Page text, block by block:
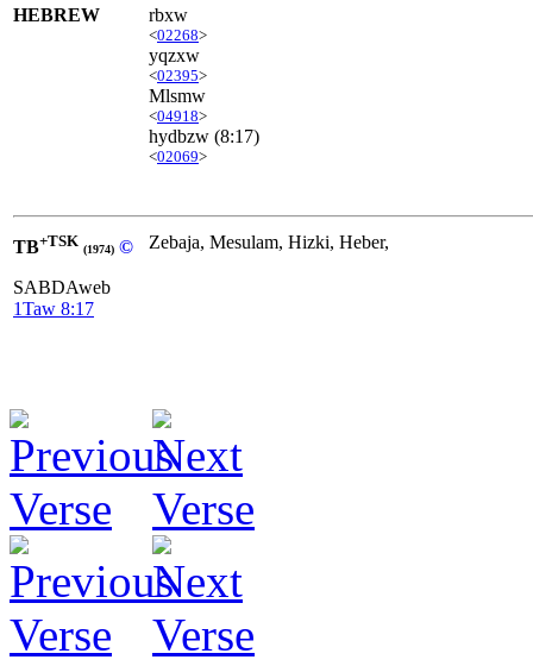
HEBREW
rbxw
<02268>
yqzxw
<02395>
Mlsmw
<04918>
hydbzw (8:17)
<02069>
TB+TSK (1974) ©
SABDAweb
1Taw 8:17
Zebaja, Mesulam, Hizki, Heber,